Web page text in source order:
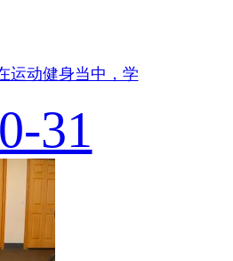
运动健身当中，学
31